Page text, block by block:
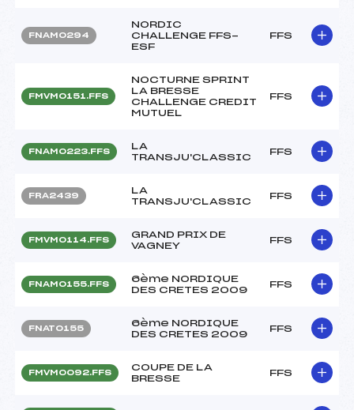
FNAM0294
NORDIC
CHALLENGE FFS-
ESF
FFS
FMVM0151.FFS
NOCTURNE SPRINT
LA BRESSE
CHALLENGE CREDIT
MUTUEL
FFS
FNAM0223.FFS
LA
TRANSJU'CLASSIC
FFS
FRA2439
LA
TRANSJU'CLASSIC
FFS
FMVM0114.FFS
GRAND PRIX DE
VAGNEY
FFS
FNAM0155.FFS
6ème NORDIQUE
DES CRETES 2009
FFS
FNAT0155
6ème NORDIQUE
DES CRETES 2009
FFS
FMVM0092.FFS
COUPE DE LA
BRESSE
FFS